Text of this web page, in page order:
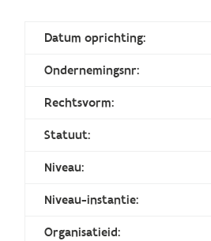
Datum oprichting:
Ondernemingsnr:
Rechtsvorm:
Statuut:
Niveau:
Niveau-instantie:
Organisatieid: